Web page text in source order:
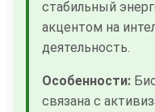
стабильный
акцентом на
деятельность.
Особенности:
связана с